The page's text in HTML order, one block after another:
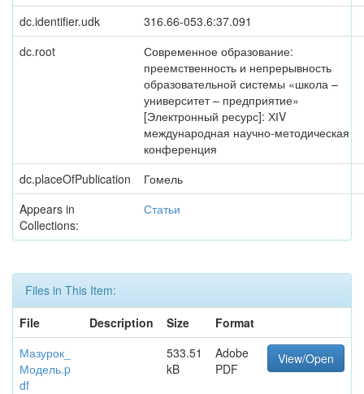
dc.identifier.udk
316.66-053.6:37.091
dc.root
Современное образование:
преемственность и непрерывность
образовательной системы «школа –
университет – предприятие»
[Электронный ресурс]: ХІV
международная научно-методическая
конференция
dc.placeOfPublication
Гомель
Appears in
Collections:
Статьи
Files in This Item:
File
Description Size
Format
Мазурок_
Модель.p
df
533.51
kB
Adobe
PDF
View/Open